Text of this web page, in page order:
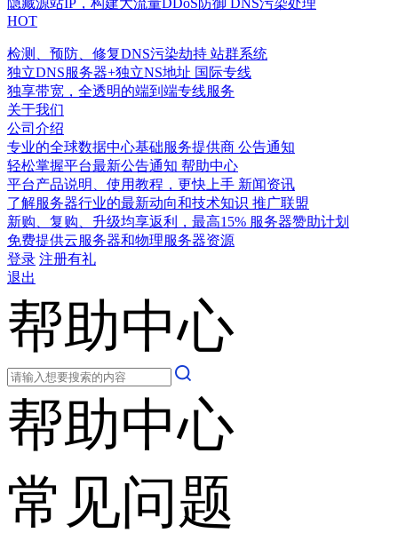
隐藏源站IP，构建大流量DDoS防御
DNS污染处理
HOT
检测、预防、修复DNS污染劫持 站群系统
独立DNS服务器+独立NS地址 国际专线
独享带宽，全透明的端到端专线服务
关于我们
公司介绍
专业的全球数据中心基础服务提供商 公告通知
轻松掌握平台最新公告通知 帮助中心
平台产品说明、使用教程，更快上手 新闻资讯
了解服务器行业的最新动向和技术知识 推广联盟
新购、复购、升级均享返利，最高15% 服务器赞助计划
免费提供云服务器和物理服务器资源
登录 注册有礼
退出
帮助中心
帮助中心
常见问题